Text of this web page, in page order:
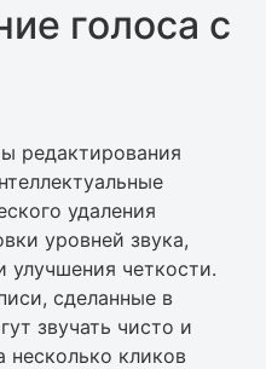
голоса с
редактирования
удаления
уровней звука,
улучшения четкости.
сделанные в
звучать чисто и
несколько кликов